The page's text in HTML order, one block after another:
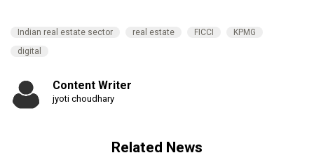
Indian real estate sector real estate FICCI
KPMG
digital
Content Writer
jyoti choudhary
Related News